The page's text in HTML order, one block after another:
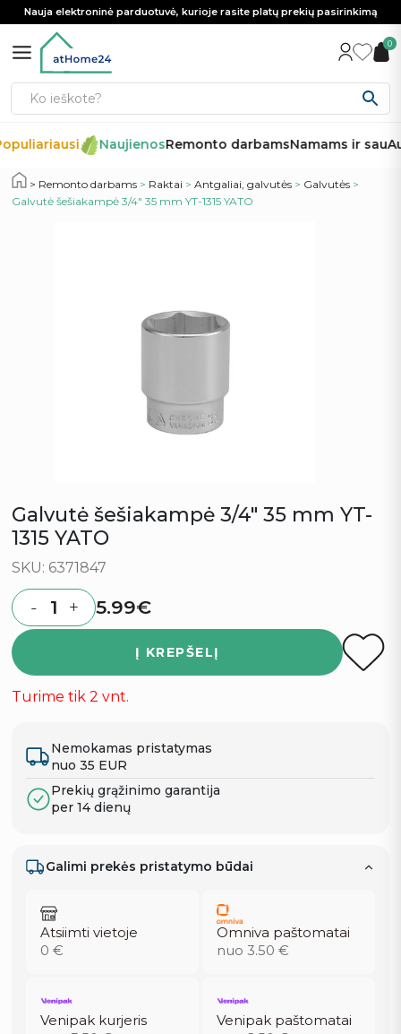
Nauja elektroninė parduotuvė, kurioje rasite platų prekių pasirinkimą
0
NaujienosRemonto darbamsNamams ir sau
Remonto darbams > Raktai >Antgaliai, galvutės > Galvutės >
Galvutė šešiakampė 3/4″ 35 mm YT-1315 YATO
Galvutė šešiakampė 3/4″ 35 mm YT-
1315 YATO
SKU: 6371847
Quantity
- + 5.99€
Į KREPŠELĮ
Turime tik 2 vnt.
Nemokamas pristatymas
nuo 35 EUR
Prekių grąžinimo garantija
per 14 dienų
Galimi prekės pristatymo būdai
Atsiimti vietoje
0 €
Omniva paštomatai
nuo 3.50 €
Venipak kurjeris
Venipak paštomatai